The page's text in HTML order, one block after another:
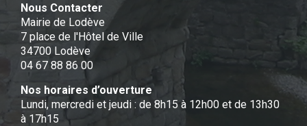
Nous Contacter
Mairie de Lodève
7 place de l'Hôtel de Ville
34700 Lodève
04 67 88 86 00
Nos horaires d’ouverture
Lundi, mercredi et jeudi : de 8h15 à 12h00 et de 13h30
à 17h15